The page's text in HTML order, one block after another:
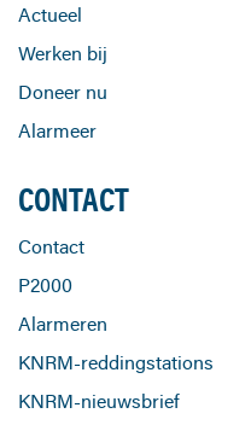
Actueel
Werken bij
Doneer nu
Alarmeer
CONTACT
Contact
P2000
Alarmeren
KNRM-reddingstations
KNRM-nieuwsbrief